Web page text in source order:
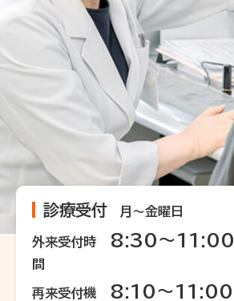
診療受付 月～金曜日
外来受付時
間
8:30～11:00
再来受付機 8:10～11:00